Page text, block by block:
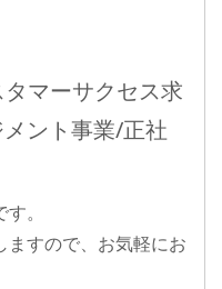
タマーサクセス求
ント事業/正社
。
ますので、お気軽にお